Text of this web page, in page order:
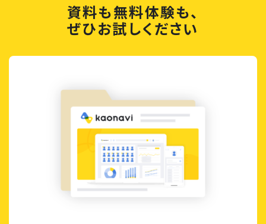
資料も無料体験も、
ぜひお試しください